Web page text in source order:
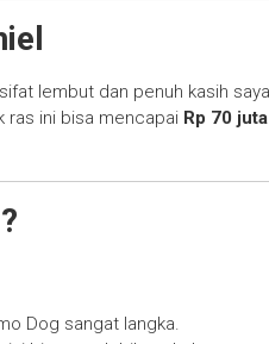
lembut dan penuh kasih
ras ini bisa mencapai Rp 70
Dog sangat langka.